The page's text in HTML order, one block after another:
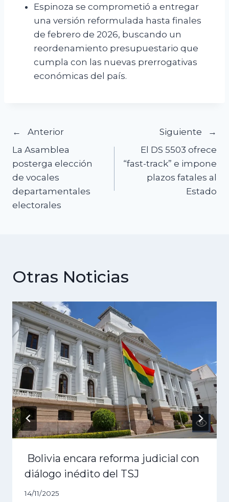
Espinoza se comprometió a entregar
una versión reformulada hasta finales
de febrero de 2026, buscando un
reordenamiento presupuestario que
cumpla con las nuevas prerrogativas
económicas del país.
Navegación
de
entradas
Anterior
La Asamblea
posterga elección
de vocales
departamentales
electorales
Siguiente
El DS 5503 ofrece
“fast-track” e impone
plazos fatales al
Estado
Otras Noticias
Bolivia encara reforma judicial con
diálogo inédito del TSJ
14/11/2025